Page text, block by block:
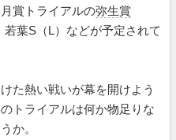
賞トライアルの弥生賞
若葉S（L）などが予定されて
た熱い戦いが幕を開けよう
トライアルは何か物足りな
か。